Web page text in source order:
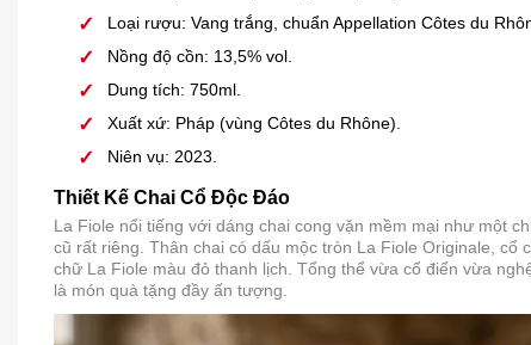
Loại rượu: Vang trắng, chuẩn Appellation Côtes du
Nồng độ cồn: 13,5% vol.
Dung tích: 750ml.
Xuất xứ: Pháp (vùng Côtes du Rhône).
Niên vụ: 2023.
Thiết Kế Chai Cổ Độc Đáo
La Fiole nổi tiếng với dáng chai cong vặn mềm mại như một
cũ rất riêng. Thân chai có dấu mộc tròn La Fiole Originale, cổ
chữ La Fiole màu đỏ thanh lịch. Tổng thể vừa cổ điển vừa
là món quà tặng đầy ấn tượng.